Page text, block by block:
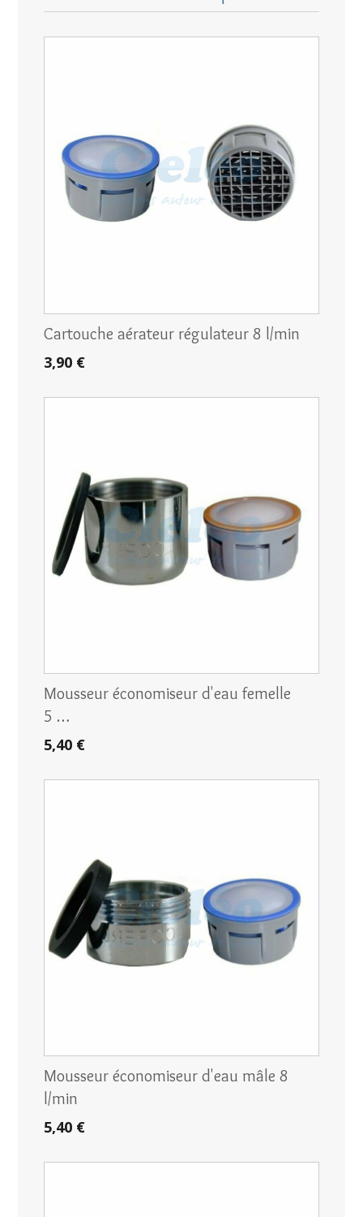
Cartouche aérateur régulateur 8 l/min
3,90 €
Mousseur économiseur d'eau femelle
5 …
5,40 €
Mousseur économiseur d'eau mâle 8
l/min
5,40 €